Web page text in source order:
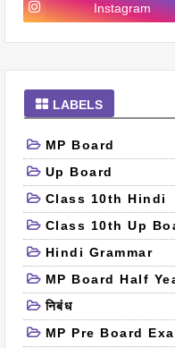
Instagram
LABELS
MP Board
Up Board
Class 10th Hindi
Class 10th Up
Hindi Grammar
MP Board Half
निबंध
MP Pre Board